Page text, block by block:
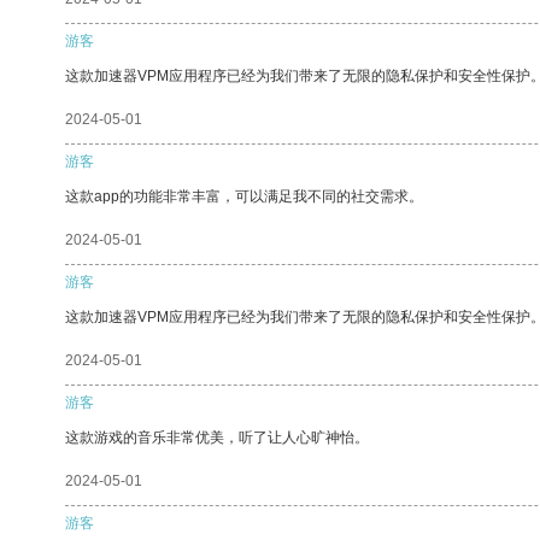
游客
这款加速器VPM应用程序已经为我们带来了无限的隐私保护和安全性保护
2024-05-01
游客
这款app的功能非常丰富，可以满足我不同的社交需求。
2024-05-01
游客
这款加速器VPM应用程序已经为我们带来了无限的隐私保护和安全性保护
2024-05-01
游客
这款游戏的音乐非常优美，听了让人心旷神怡。
2024-05-01
游客